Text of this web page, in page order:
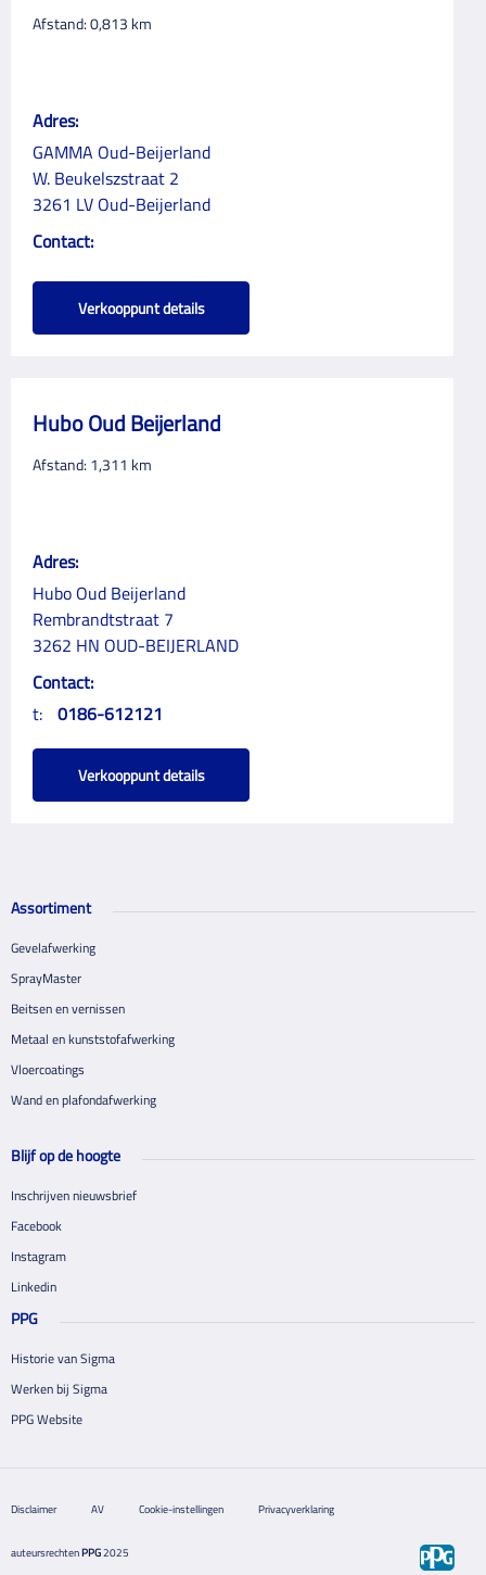
Afstand:0,813 km
Adres:
GAMMA Oud-Beijerland
W. Beukelszstraat 2
3261 LV Oud-Beijerland
Contact:
Verkooppunt details
Hubo Oud Beijerland
Afstand: 1,311 km
Adres:
Hubo Oud Beijerland
Rembrandtstraat 7
3262 HN OUD-BEIJERLAND
Contact:
t: 0186-612121
Verkooppunt details
Assortiment
Gevelafwerking
SprayMaster
Beitsen en vernissen
Metaal en kunststofafwerking
Vloercoatings
Wand en plafondafwerking
Blijf op de hoogte
Inschrijven nieuwsbrief
Facebook
Instagram
Linkedin
PPG
Historie van Sigma
Werken bij Sigma
PPG Website
Disclaimer AV Cookie-instellingen Privacyverklaring
auteursrechtenPPG2025